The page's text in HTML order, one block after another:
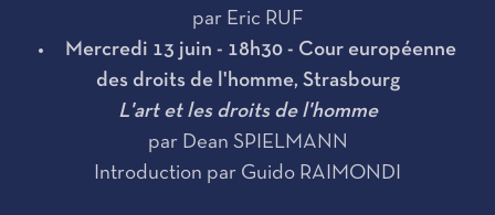
par Eric RUF
Mercredi 13 juin - 18h30 - Cour européenne
des droits de l'homme, Strasbourg
L'art et les droits de l'homme
par Dean SPIELMANN
Introduction par Guido RAIMONDI